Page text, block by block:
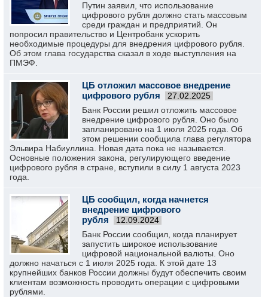
Путин заявил, что использование
цифрового рубля должно стать массовым
среди граждан и предприятий. Он
попросил правительство и Центробанк ускорить
необходимые процедуры для внедрения цифрового рубля.
Об этом глава государства сказал в ходе выступления на
ПМЭФ.
ЦБ отложил массовое внедрение
цифрового рубля
27.02.2025
Банк России решил отложить массовое
внедрение цифрового рубля. Оно было
запланировано на 1 июля 2025 года. Об
этом решении сообщила глава регулятора
Эльвира Набиуллина. Новая дата пока не называется.
Основные положения закона, регулирующего введение
цифрового рубля в стране, вступили в силу 1 августа 2023
года.
ЦБ сообщил, когда начнется
внедрение цифрового
рубля
12.09.2024
Банк России сообщил, когда планирует
запустить широкое использование
цифровой национальной валюты. Оно
должно начаться с 1 июля 2025 года. К этой дате 13
крупнейших банков России должны будут обеспечить своим
клиентам возможность проводить операции с цифровыми
рублями.